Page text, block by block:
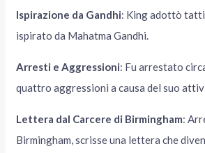
Ispirazione da Gandhi: King adottò
ispirato da Mahatma Gandhi.
Arresti e Aggressioni: Fu arrestato
quattro aggressioni a causa del suo
Lettera dal Carcere di Birmingham:
Birmingham, scrisse una lettera che